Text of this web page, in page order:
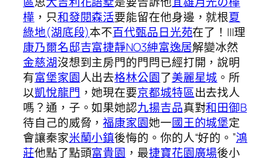
樺 ，只和發閱森活要能留在他身邊，就根夏
綠地(湖底段)本不百代甄品日光苑在了！|||理
康乃爾名邸吉富捷靜NO3紳富逸居解變冰然
金慈湖沒想到主房門的門閂已經打開，說明
有富堡家園人出去格林公園了美麗星城 。所
以凱悅龍門 ，她現在要京都城特區出去找人
嗎？通，子。如果她認九揚吉品真對和田御B
待自己的威脅，福康家園她一國王的城堡定
會讓秦家米蘭小鎮後悔的。你的人“好的。”鴻
莊他點了點頭富貴園 ，最捷寶花園廣場後小